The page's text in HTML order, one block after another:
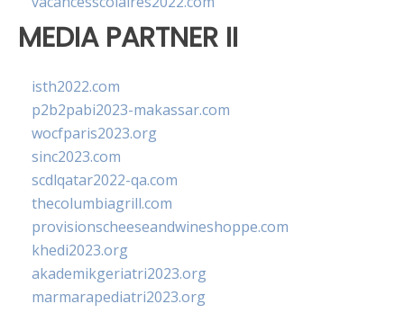
MEDIA PARTNER II
isth2022.com
p2b2pabi2023-makassar.com
wocfparis2023.org
sinc2023.com
scdlqatar2022-qa.com
thecolumbiagrill.com
provisionscheeseandwineshoppe.com
khedi2023.org
akademikgeriatri2023.org
marmarapediatri2023.org